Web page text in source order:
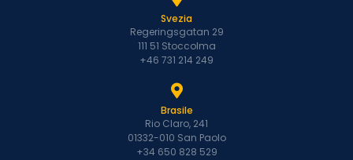
Svezia
Regeringsgatan 29
111 51 Stoccolma
+46 731 214 249
Brasile
Rio Claro, 241
01332-010 San Paolo
+34 650 828 529